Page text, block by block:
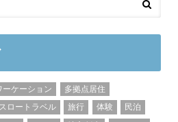
ーケーション
多拠点居住
スロートラベル 旅行 体験
民泊